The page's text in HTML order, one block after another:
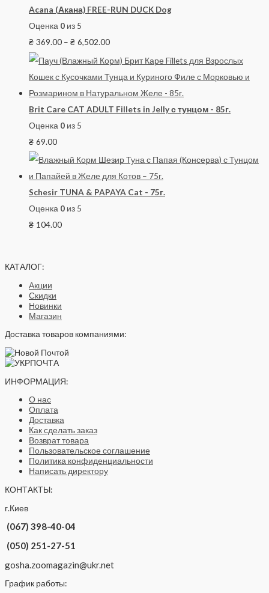
Acana (Акана) FREE-RUN DUCK Dog
Оценка 0 из 5
₴ 369.00 – ₴ 6,502.00
Brit Care CAT ADULT Fillets in Jelly с тунцом - 85г.
Оценка 0 из 5
₴ 69.00
Schesir TUNA & PAPAYA Cat - 75г.
Оценка 0 из 5
₴ 104.00
КАТАЛОГ:
Акции
Скидки
Новинки
Магазин
Доставка товаров компаниями:
ИНФОРМАЦИЯ:
О нас
Оплата
Доставка
Как сделать заказ
Возврат товара
Пользовательское соглашение
Политика конфиденциальности
Написать директору
КОНТАКТЫ:
г.Киев
(067) 398-40-04
(050) 251-27-51
gosha.zoomagazin@ukr.net
График работы: